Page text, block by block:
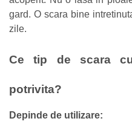
gard. O scara bine
zile.
Ce tip de scara
potrivita?
Depinde de utilizare: